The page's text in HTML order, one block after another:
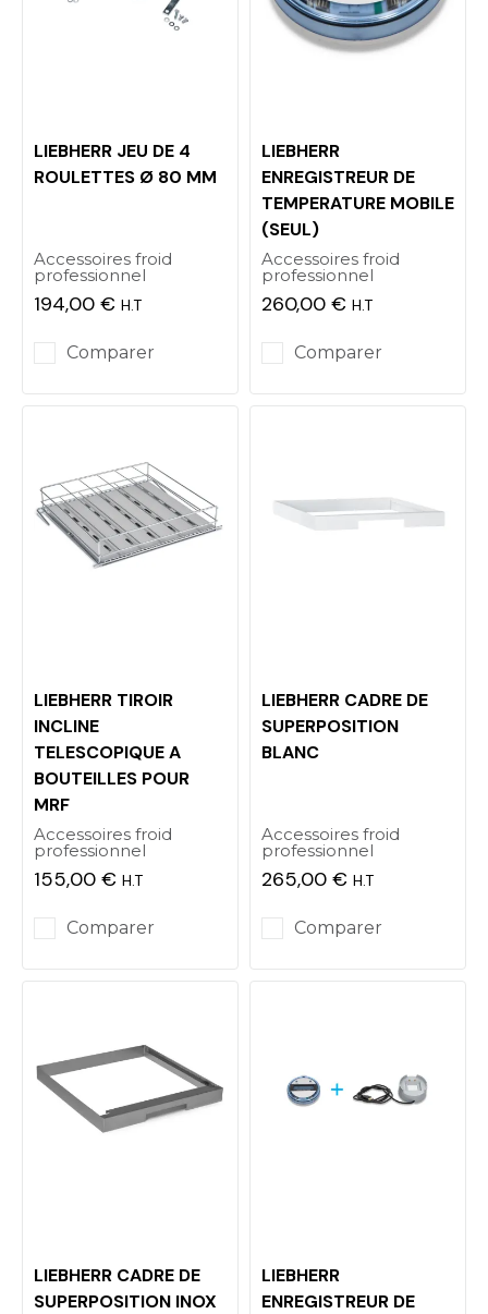
LIEBHERR JEU DE 4
ROULETTES Ø 80 MM
Accessoires froid
professionnel
Prix
194,00 € H.T
Comparer
LIEBHERR
ENREGISTREUR DE
TEMPERATURE MOBILE
(SEUL)
Accessoires froid
professionnel
260,00 € H.T
Comparer
LIEBHERR TIROIR
INCLINE
TELESCOPIQUE A
BOUTEILLES POUR
MRF
Accessoires froid
professionnel
155,00 € H.T
Comparer
LIEBHERR CADRE DE
SUPERPOSITION
BLANC
Accessoires froid
professionnel
265,00 € H.T
Comparer
LIEBHERR CADRE DE
SUPERPOSITION INOX
LIEBHERR
ENREGISTREUR DE